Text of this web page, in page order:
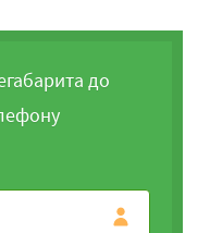
до